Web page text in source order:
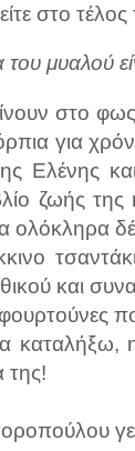
στο
του μυαλού
στο
για
Ελένης
ζωής
ολόκληρα
και
καταλήξω,
της!